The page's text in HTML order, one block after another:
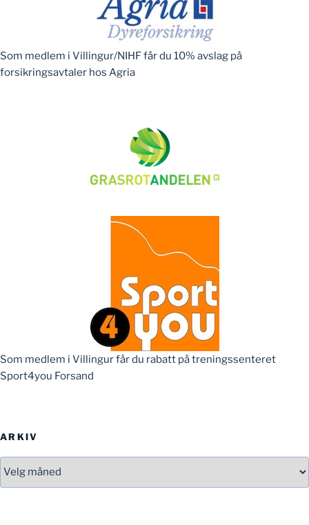
Som medlem i Villingur/NIHF får du 10% avslag på
forsikringsavtaler hos Agria
Som medlem i Villingur får du rabatt på treningssenteret
Sport4you Forsand
ARKIV